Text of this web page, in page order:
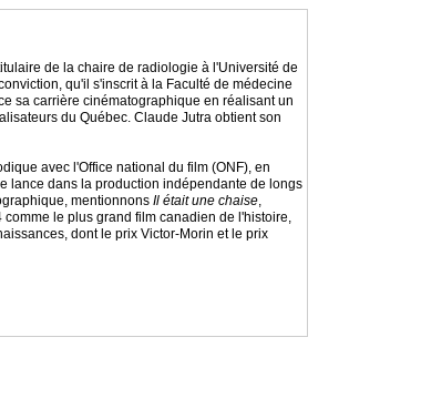
de la chaire de radiologie à l'Université de
qu'il s'inscrit à la Faculté de médecine
sa carrière cinématographique en réalisant un
du Québec. Claude Jutra obtient son
avec l'Office national du film (ONF), en
lance dans la production indépendante de longs
mentionnons Il était une chaise,
le plus grand film canadien de l'histoire,
dont le prix Victor-Morin et le prix